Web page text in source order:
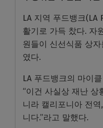
LA 지역 푸드뱅크(LA
활기로 가득 찼다. 자
원들이 신선식품 상
였다.
LA 푸드뱅크의 마이
“이건 사실상 재난 상
니라 캘리포니아 전
니다.”라고 말했다.